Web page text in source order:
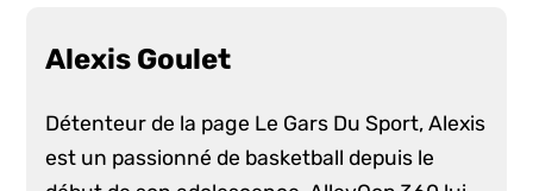
Alexis Goulet
Détenteur de la page Le Gars Du Sport, Alexis
est un passionné de basketball depuis le